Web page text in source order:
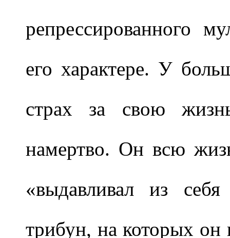
репрессированного
его характере. У
страх за свою
намертво. Он всю
«выдавливал из
трибун, на которых он